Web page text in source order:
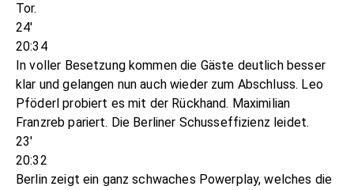
Tor.
24'
20:34
In voller Besetzung kommen die Gäste deutlich besser
klar und gelangen nun auch wieder zum Abschluss. Leo
Pföderl probiert es mit der Rückhand. Maximilian
Franzreb pariert. Die Berliner Schusseffizienz leidet.
23'
20:32
Berlin zeigt ein ganz schwaches Powerplay, welches die